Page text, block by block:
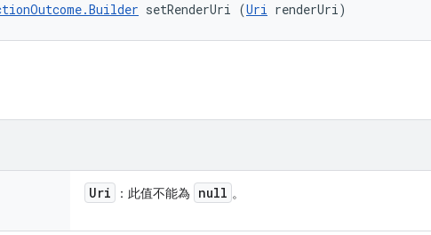
setRenderUri (Uri renderUri)
Uri ：此值不能為 null 。